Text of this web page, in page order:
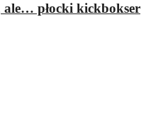
ale… płocki kickbokser